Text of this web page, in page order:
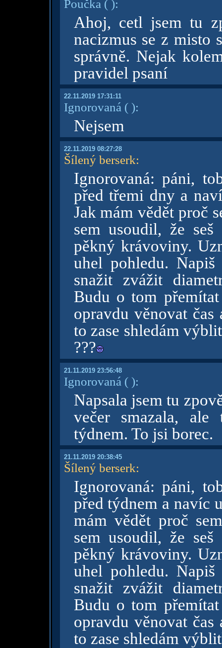
Poučka ( ):
Ahoj, cetl jsem tu
nacizmus se z misto
správně. Nejak
pravidel psaní
22.11.2019 17:31:11
Ignorovaná ( ):
Nejsem
22.11.2019 08:27:28
Šílený berserk:
Ignorovaná: páni,
před třemi dny a
Jak mám vědět proč
sem usoudil, že
pěkný krávoviny.
uhel pohledu.
snažit zvážit
Budu o tom
opravdu věnovat
to zase shledám
???
21.11.2019 23:56:48
Ignorovaná ( ):
Napsala jsem tu
večer smazala,
týdnem. To jsi borec.
21.11.2019 20:38:45
Šílený berserk:
Ignorovaná: páni,
před týdnem a navíc
mám vědět proč
sem usoudil, že
pěkný krávoviny.
uhel pohledu.
snažit zvážit
Budu o tom
opravdu věnovat
to zase shledám